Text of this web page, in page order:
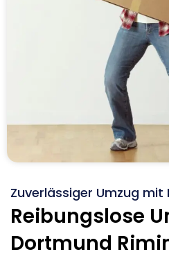
Zuverlässiger Umzug mit
Reibungslose
Dortmund